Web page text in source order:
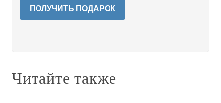
ПОЛУЧИТЬ ПОДАРОК
Читайте также